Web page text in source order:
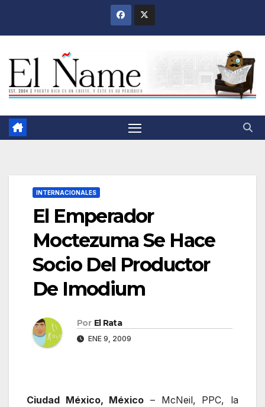
INTERNACIONALES
El Emperador
Moctezuma Se Hace
Socio Del Productor
De Imodium
Por El Rata
ENE 9, 2009
Ciudad México, México – McNeil, PPC, la